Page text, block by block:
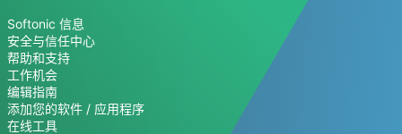
Softonic 信息
安全与信任中心
帮助和支持
工作机会
编辑指南
添加您的软件 / 应用程序
在线工具